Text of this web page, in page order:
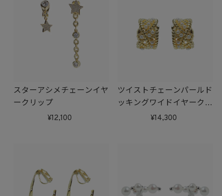
スターアシメチェーンイヤ
ークリップ
12,100
ツイストチェーンパールド
ッキングワイドイヤークリ
14,300